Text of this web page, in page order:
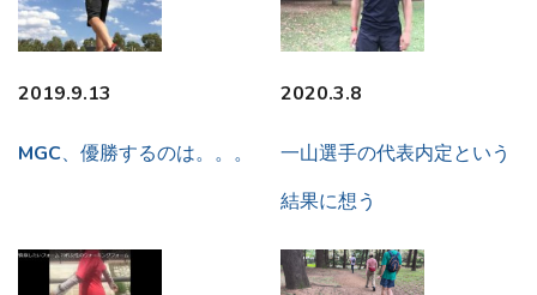
2019.9.13
MGC、優勝するのは。。。
2020.3.8
一山選手の代表内定という
結果に想う